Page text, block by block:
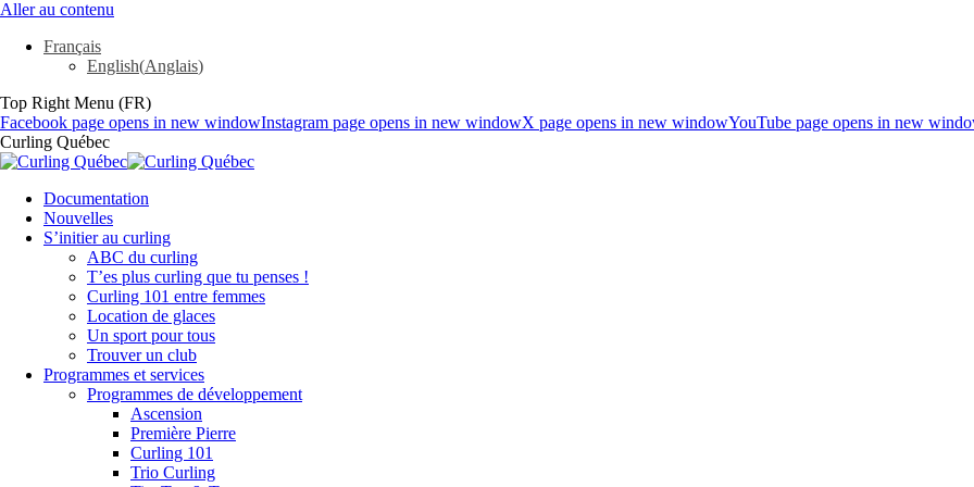
Aller au contenu
Français
English(Anglais)
Top Right Menu (FR)
Facebook page opens in new windowInstagram page opens in new windowX page opens in new windowYouTube page opens in new
Curling Québec
Documentation
Nouvelles
S’initier au curling
ABC du curling
T’es plus curling que tu penses !
Curling 101 entre femmes
Location de glaces
Un sport pour tous
Trouver un club
Programmes et services
Programmes de développement
Ascension
Première Pierre
Curling 101
Trio Curling